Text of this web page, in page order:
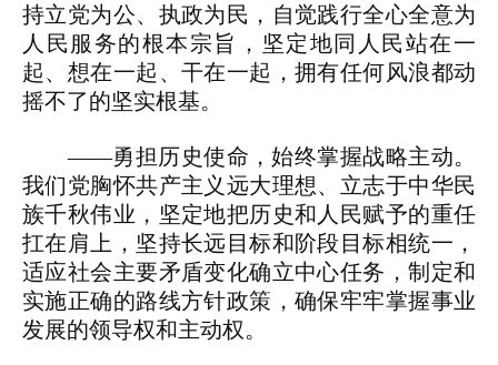
持立党为公、执政为民，自觉践行全心全意为
人民服务的根本宗旨，坚定地同人民站在一
起、想在一起、干在一起，拥有任何风浪都动
摇不了的坚实根基。
——勇担历史使命，始终掌握战略主动。
我们党胸怀共产主义远大理想、立志于中华民
族千秋伟业，坚定地把历史和人民赋予的重任
扛在肩上，坚持长远目标和阶段目标相统一，
适应社会主要矛盾变化确立中心任务，制定和
实施正确的路线方针政策，确保牢牢掌握事业
发展的领导权和主动权。